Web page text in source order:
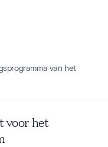
van het
voor het